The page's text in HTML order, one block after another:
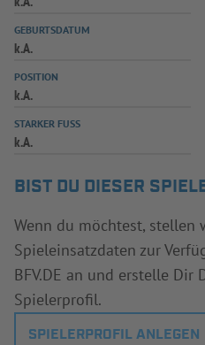
GEBURTSDATUM
k.A.
POSITION
k.A.
STARKER FUSS
k.A.
BIST DU DIESER
Wenn du möchtest,
Spieleinsatzdaten zur
BFV.DE an und erstelle Dir
Spielerprofil.
SPIELERPROFIL ANLEGEN